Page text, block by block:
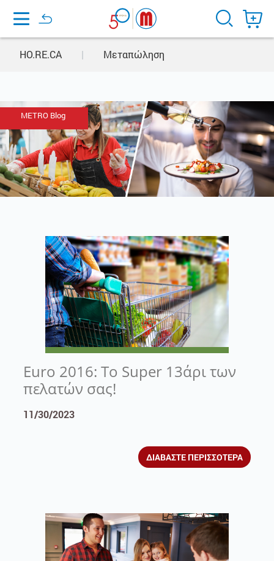
Home
HO.RE.CA | Μεταπώληση
METRO Blog
Euro 2016: To Super 13άρι των
πελατών σας!
11/30/2023
ΔΙΑΒΑΣΤΕ ΠΕΡΙΣΣΟΤΕΡΑ